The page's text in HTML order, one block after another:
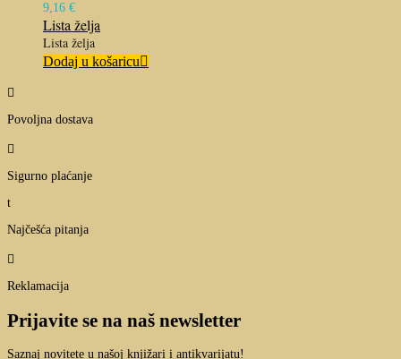
9,16 €
Lista želja
Lista želja
Dodaj u košaricu

Povoljna dostava

Sigurno plaćanje
t
Najčešća pitanja

Reklamacija
Prijavite se na naš newsletter
Saznaj novitete u našoj knjižari i antikvarijatu!